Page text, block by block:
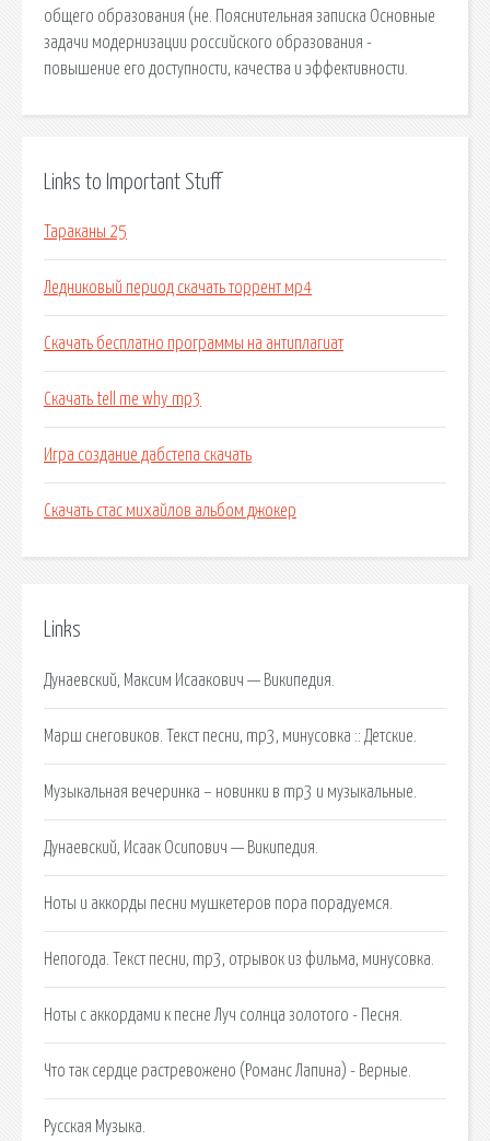
общего образования (не. Пояснительная записка Основные
задачи модернизации российского образования -
повышение его доступности, качества и эффективности.
Links to Important Stuff
Тараканы 25
Ледниковый период скачать торрент мр4
Скачать бесплатно программы на антиплагиат
Скачать tell me why mp3
Игра создание дабстепа скачать
Скачать стас михайлов альбом джокер
Links
Дунаевский, Максим Исаакович — Википедия.
Марш снеговиков. Текст песни, mp3, минусовка :: Детские.
Музыкальная вечеринка – новинки в mp3 и музыкальные.
Дунаевский, Исаак Осипович — Википедия.
Ноты и аккорды песни мушкетеров пора порадуемся.
Непогода. Текст песни, mp3, отрывок из фильма, минусовка.
Ноты с аккордами к песне Луч солнца золотого - Песня.
Что так сердце растревожено (Романс Лапина) - Верные.
Русская Музыка.